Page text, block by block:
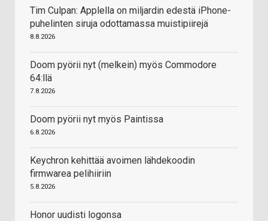
Tim Culpan: Applella on miljardin edestä iPhone-
puhelinten siruja odottamassa muistipiirejä
8.8.2026
Doom pyörii nyt (melkein) myös Commodore
64:llä
7.8.2026
Doom pyörii nyt myös Paintissa
6.8.2026
Keychron kehittää avoimen lähdekoodin
firmwarea pelihiiriin
5.8.2026
Honor uudisti logonsa